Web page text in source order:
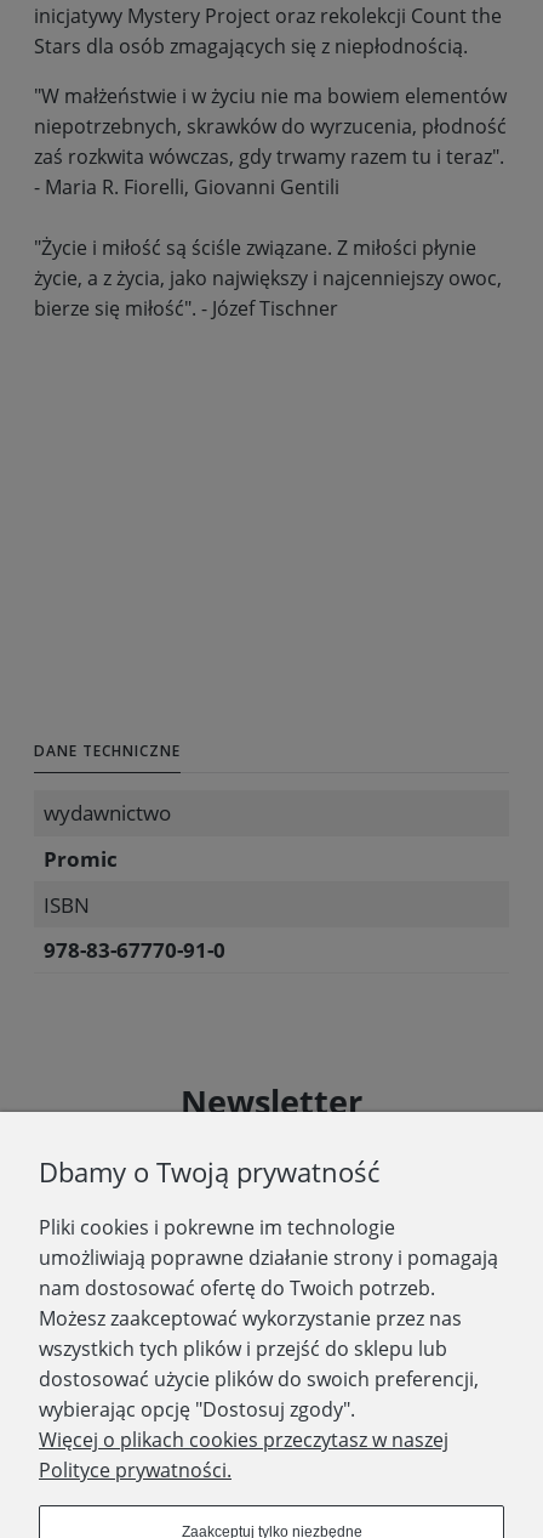
inicjatywy Mystery Project oraz rekolekcji Count the
Stars dla osób zmagających się z niepłodnością.
"W małżeństwie i w życiu nie ma bowiem elementów
niepotrzebnych, skrawków do wyrzucenia, płodność
zaś rozkwita wówczas, gdy trwamy razem tu i teraz".
- Maria R. Fiorelli, Giovanni Gentili
"Życie i miłość są ściśle związane. Z miłości płynie
życie, a z życia, jako największy i najcenniejszy owoc,
bierze się miłość". - Józef Tischner
DANE TECHNICZNE
wydawnictwo
Promic
ISBN
978-83-67770-91-0
Newsletter
informacje o nowościach i promocjach.
Zapisz się
WYDAWNICTWO PROMIC
PRODUKTY
Dbamy o Twoją prywatność
Pliki cookies i pokrewne im technologie
umożliwiają poprawne działanie strony i pomagają
nam dostosować ofertę do Twoich potrzeb.
Możesz zaakceptować wykorzystanie przez nas
wszystkich tych plików i przejść do sklepu lub
dostosować użycie plików do swoich preferencji,
wybierając opcję "Dostosuj zgody".
Więcej o plikach cookies przeczytasz w naszej
Polityce prywatności.
Zaakceptuj tylko niezbędne